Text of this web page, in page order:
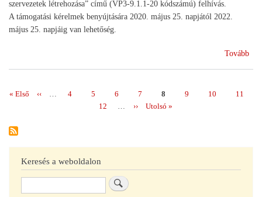
szervezetek létrehozása” című (VP3-9.1.1-20 kódszámú) felhívás.
A támogatási kérelmek benyújtására 2020. május 25. napjától 2022.
május 25. napjáig van lehetőség.
Tovább
Első
« Első
Előző
‹‹ Page
4 Page
5 Page
6 Page
7 Page
8 Page
9 Page
10 Page
11
Page
12
Következő
››
Utolsó
Utolsó »
Keresés a weboldalon
Keresés